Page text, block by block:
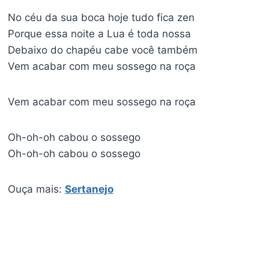
No céu da sua boca hoje tudo fica zen
Porque essa noite a Lua é toda nossa
Debaixo do chapéu cabe você também
Vem acabar com meu sossego na roça
Vem acabar com meu sossego na roça
Oh-oh-oh cabou o sossego
Oh-oh-oh cabou o sossego
Ouça mais: Sertanejo